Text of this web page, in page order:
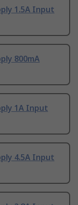
1.5A Input
800mA
1A Input
4.5A Input